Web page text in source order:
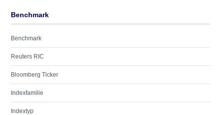
Benchmark
Benchmark
Reuters RIC
Bloomberg Ticker
Indexfamilie
Indextyp